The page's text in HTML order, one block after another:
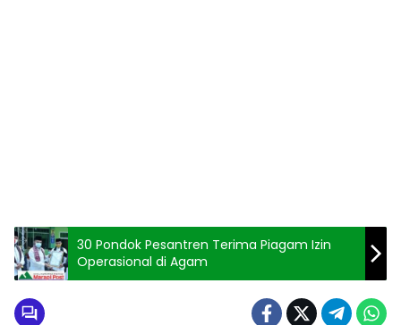
30 Pondok Pesantren Terima Piagam Izin
Operasional di Agam